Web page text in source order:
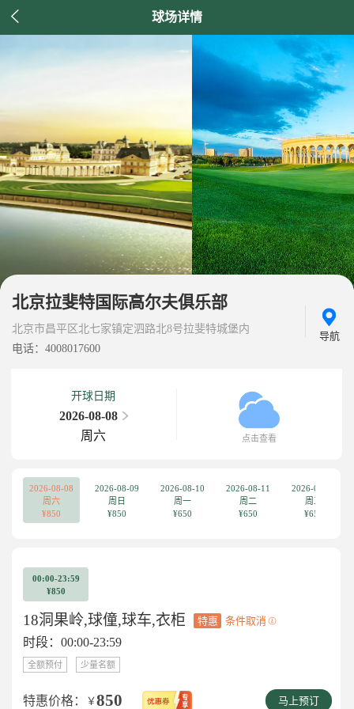
 球场详情
北京拉斐特国际高尔夫俱乐部
北京市昌平区北七家镇定泗路北8号拉斐特城堡内
电话：4008017600
导航
开球日期
2026-08-08
周六
点击查看
2026-08-08
周六
¥850
2026-08-09
周日
¥850
2026-08-10
周一
¥650
2026-08-11
周二
¥650
2026-08-12
周三
¥650
00:00-23:59
¥850
18洞果岭,球僮,球车,衣柜 特惠 条件取消
时段：00:00-23:59
全额预付 少量名额
特惠价格： ￥850 马上预订